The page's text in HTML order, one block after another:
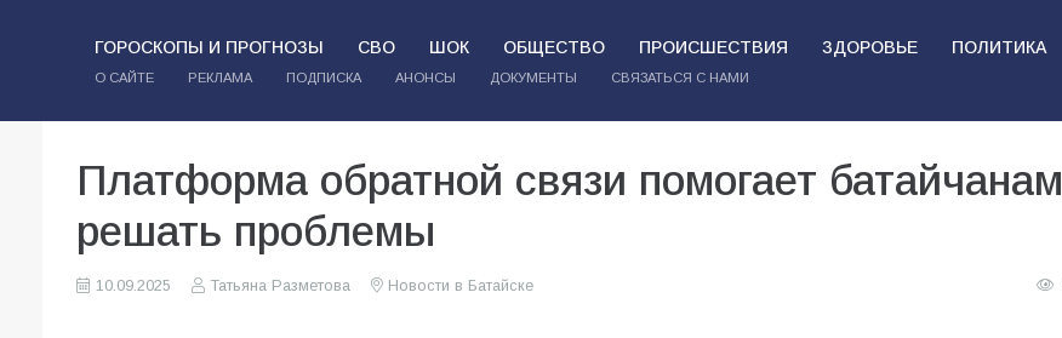
ГОРОСКОПЫ И ПРОГНОЗЫ СВО ШОК ОБЩЕСТВО ПРОИСШЕСТВИЯ ЗДОРОВЬЕ ПОЛИТИКА
О САЙТЕ РЕКЛАМА ПОДПИСКА АНОНСЫ ДОКУМЕНТЫ СВЯЗАТЬСЯ С НАМИ
Платформа обратной связи помогает батайчанам
решать проблемы
10.09.2025 Татьяна Разметова Новости в Батайске